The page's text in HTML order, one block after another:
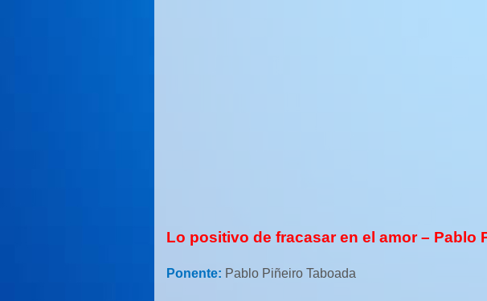
Lo positivo de fracasar en el amor – Pablo
Ponente: Pablo Piñeiro Taboada